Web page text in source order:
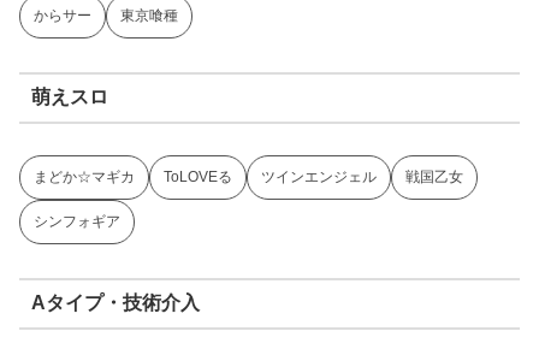
からサー 東京喰種
萌えスロ
まどか☆マギカ ToLOVEる ツインエンジェル 戦国乙女
シンフォギア
Aタイプ・技術介入